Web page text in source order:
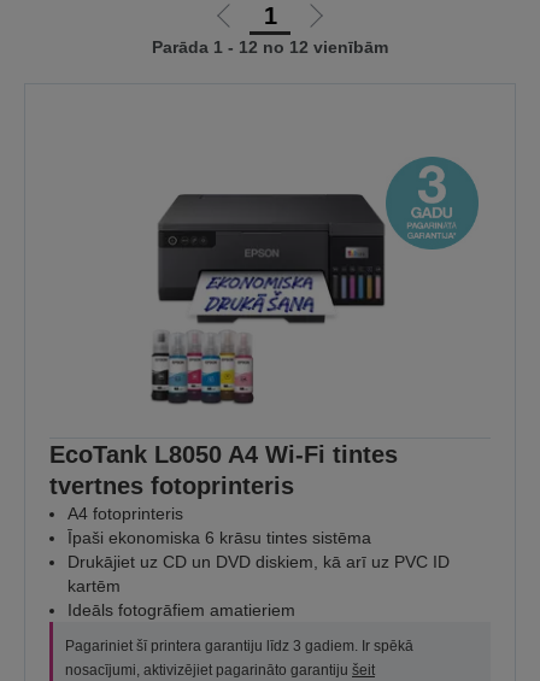
Iet
uz
1
Iet
uz
Parāda 1 - 12 no 12 vienībām
EcoTank L8050 A4 Wi-Fi tintes
tvertnes fotoprinteris
A4 fotoprinteris
Īpaši ekonomiska 6 krāsu tintes sistēma
Drukājiet uz CD un DVD diskiem, kā arī uz PVC ID
kartēm
Ideāls fotogrāfiem amatieriem
Pagariniet šī printera garantiju līdz 3 gadiem. Ir spēkā
nosacījumi, aktivizējiet pagarināto garantiju šeit